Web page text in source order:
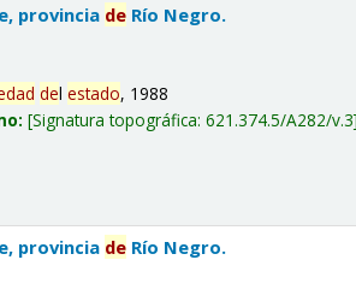
provincia de Río Negro.
delestado, 1988
Signatura topográfica:621.374.5/A282/v.3
provincia de Río Negro.